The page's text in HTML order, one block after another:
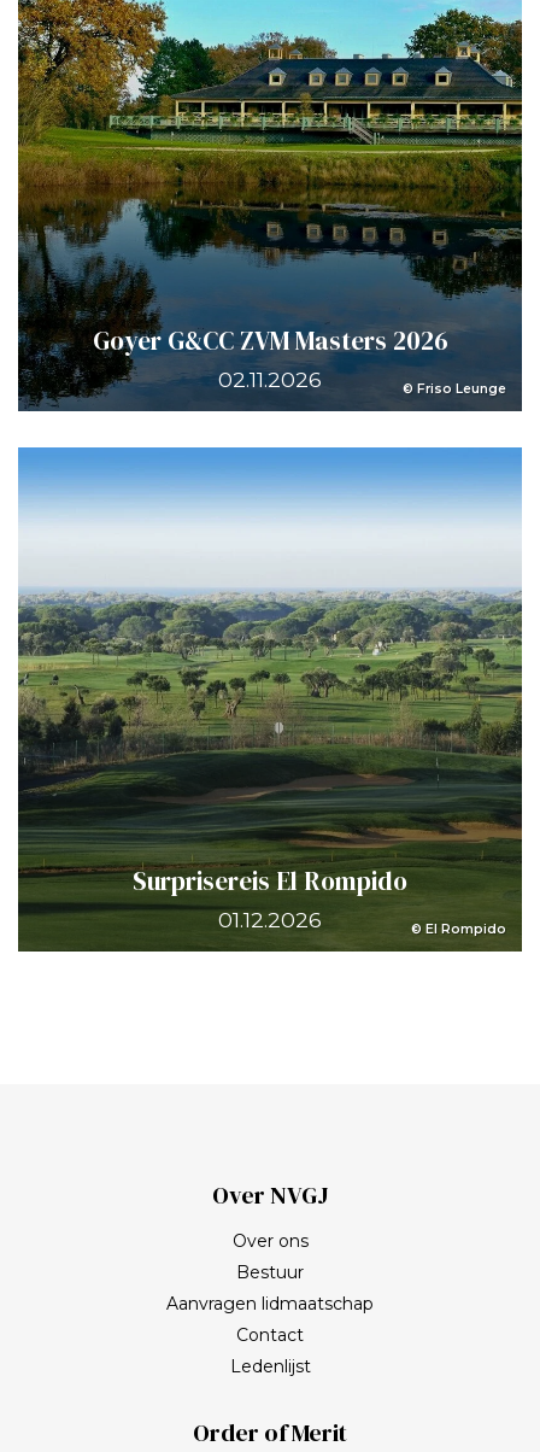
© Friso Leunge
Goyer G&CC ZVM Masters 2026
02.11.2026
© El Rompido
Surprisereis El Rompido
01.12.2026
Over NVGJ
Over ons
Bestuur
Aanvragen lidmaatschap
Contact
Ledenlijst
Order of Merit